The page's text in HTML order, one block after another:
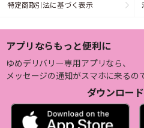
特定商取引法に基づく表示
アプリならもっと便利に
ゆめデリバリー専用アプリなら、
メッセージの通知がスマホに来るの
ダウンロー